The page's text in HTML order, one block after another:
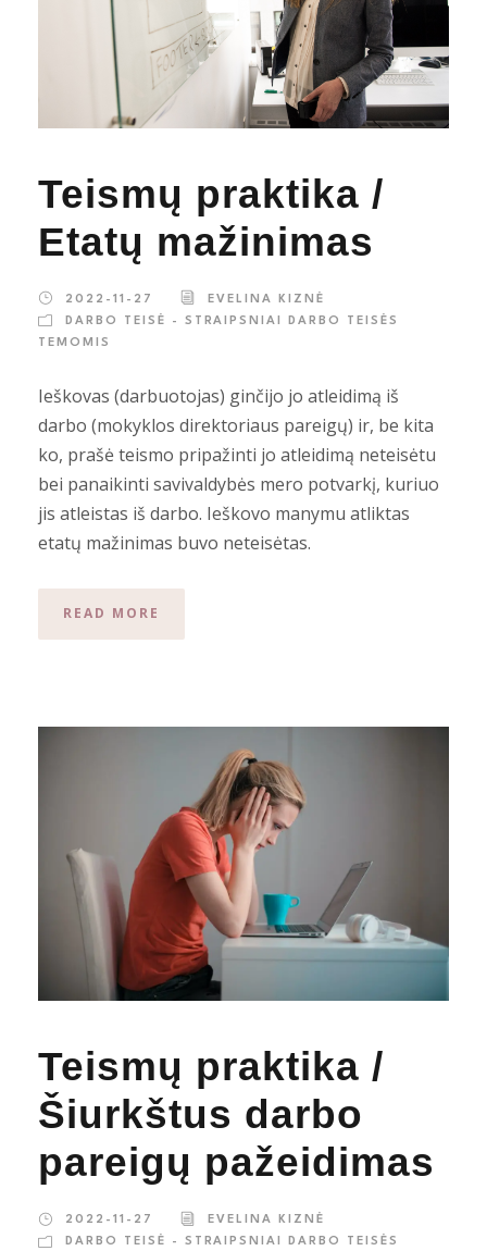
Teismų praktika /
Etatų mažinimas
2022-11-27
EVELINA KIZNĖ
DARBO TEISĖ - STRAIPSNIAI DARBO TEISĖS
TEMOMIS
Ieškovas (darbuotojas) ginčijo jo atleidimą iš
darbo (mokyklos direktoriaus pareigų) ir, be kita
ko, prašė teismo pripažinti jo atleidimą neteisėtu
bei panaikinti savivaldybės mero potvarkį, kuriuo
jis atleistas iš darbo. Ieškovo manymu atliktas
etatų mažinimas buvo neteisėtas.
READ MORE
Teismų praktika /
Šiurkštus darbo
pareigų pažeidimas
2022-11-27
EVELINA KIZNĖ
DARBO TEISĖ - STRAIPSNIAI DARBO TEISĖS